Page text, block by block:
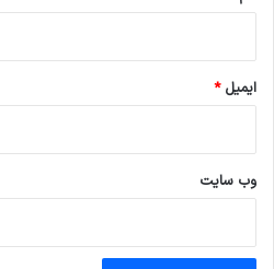
ایمیل*
وب‌ سایت